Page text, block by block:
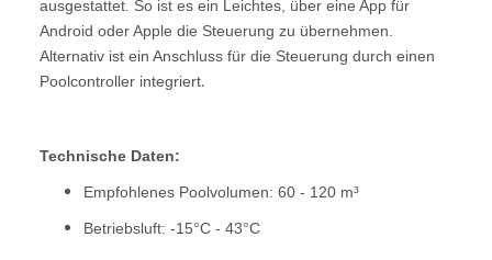
ausgestattet. So ist es ein Leichtes, über eine App für
Android oder Apple die Steuerung zu übernehmen.
Alternativ ist ein Anschluss für die Steuerung durch einen
Poolcontroller integriert.
Technische Daten:
Empfohlenes Poolvolumen: 60 - 120 m³
Betriebsluft: -15°C - 43°C